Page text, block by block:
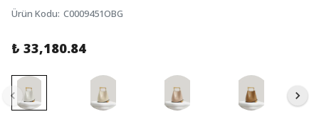
Ürün Kodu: C0009451OBG
₺ 33,180.84